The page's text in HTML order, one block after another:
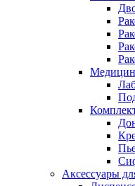
Аксессуары